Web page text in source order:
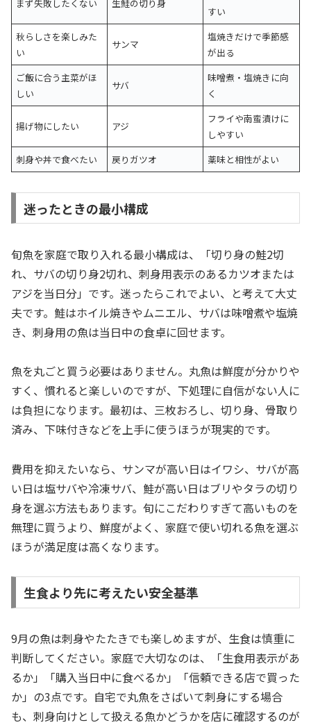
まず失敗したくない 生鮭の切り身
すい
秋らしさを楽しみた
い
サンマ
塩焼きだけで季節感
が出る
ご飯に合う主菜がほ
しい
サバ
味噌煮・塩焼きに向
く
揚げ物にしたい アジ
フライや南蛮漬けに
しやすい
刺身や丼で食べたい
戻りガツオ 薬味と相性がよい
迷ったときの最小構成
旬魚を家庭で取り入れる最小構成は、「切り身の鮭2切
れ、サバの切り身2切れ、刺身用表示のあるカツオまたは
アジを当日分」です。迷ったらこれでよい、と考えて大丈
夫です。鮭はホイル焼きやムニエル、サバは味噌煮や塩焼
き、刺身用の魚は当日中の食卓に回せます。
魚を丸ごと買う必要はありません。丸魚は鮮度が分かりや
すく、慣れると楽しいのですが、下処理に自信がない人に
は負担になります。最初は、三枚おろし、切り身、骨取り
済み、下味付きなどを上手に使うほうが現実的です。
費用を抑えたいなら、サンマが高い日はイワシ、サバが高
い日は塩サバや冷凍サバ、鮭が高い日はブリやタラの切り
身を選ぶ方法もあります。旬にこだわりすぎて高いものを
無理に買うより、鮮度がよく、家庭で使い切れる魚を選ぶ
ほうが満足度は高くなります。
生食より先に考えたい安全基準
9月の魚は刺身やたたきでも楽しめますが、生食は慎重に
判断してください。家庭で大切なのは、「生食用表示があ
るか」「購入当日中に食べるか」「信頼できる店で買った
か」の3点です。自宅で丸魚をさばいて刺身にする場合
も、刺身向けとして扱える魚かどうかを店に確認するのが